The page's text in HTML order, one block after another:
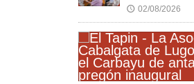
🕔 02/08/2026